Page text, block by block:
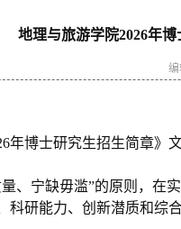
地理与旅游学院2026年
编
6年博士研究生招生简章》
、宁缺毋滥”的原则，在
科研能力、创新潜质和综